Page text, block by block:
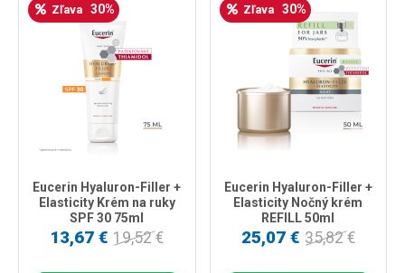
Zľava 30%
Eucerin Hyaluron-Filler +
Elasticity Krém na ruky
SPF 30 75ml
13,67 € 19,52 €
Zľava 30%
Eucerin Hyaluron-Filler +
Elasticity Nočný krém
REFILL 50ml
25,07 € 35,82 €